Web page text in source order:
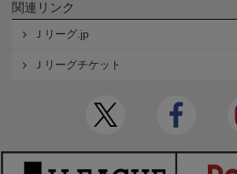
関連リンク
Ｊリーグ.jp
Ｊリーグチケット